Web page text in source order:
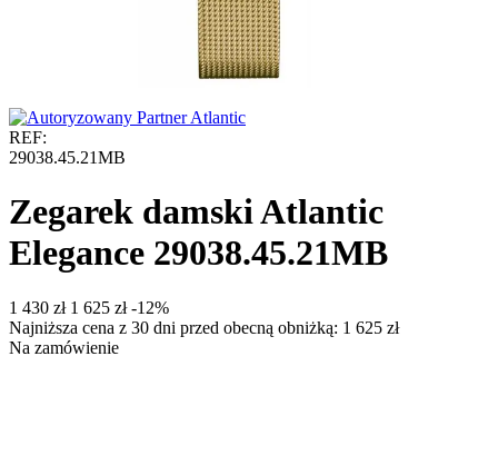
REF:
29038.45.21MB
Zegarek damski Atlantic
Elegance 29038.45.21MB
‍1 430‍ zł ‍1 625‍ zł -12%
Najniższa cena z 30 dni przed obecną obniżką: 1 625 zł
Na zamówienie